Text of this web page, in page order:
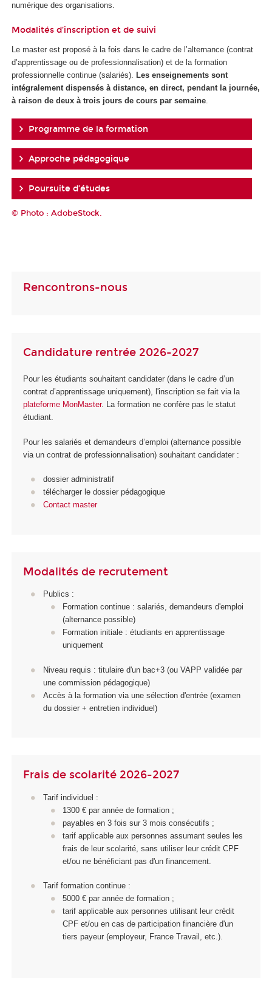
numérique des organisations.
Modalités d’inscription et de suivi
Le master est proposé à la fois dans le cadre de l’alternance (contrat
d’apprentissage ou de professionnalisation) et de la formation
professionnelle continue (salariés).
Les enseignements sont
intégralement dispensés à distance, en direct, pendant la journée,
à raison de deux à trois jours de cours par semaine
Programme de la formation
Approche pédagogique
Poursuite d’études
© Photo : AdobeStock.
Rencontrons-nous
Candidature rentrée 2026-2027
Pour les étudiants souhaitant candidater (dans le cadre d’un
contrat d’apprentissage uniquement), l'inscription se fait via la
plateforme MonMaster. La formation ne confère pas le statut
étudiant.
Pour les salariés et demandeurs d’emploi (alternance possible
via un contrat de professionnalisation) souhaitant candidater :
dossier administratif
télécharger le dossier pédagogique
Contact master
Modalités de recrutement
Publics :
Formation continue : salariés, demandeurs d'emploi
(alternance possible)
Formation initiale : étudiants en apprentissage
uniquement
Niveau requis : titulaire d'un bac+3 (ou VAPP validée par
une commission pédagogique)
Accès à la formation via une sélection d'entrée (examen
du dossier + entretien individuel)
Frais de scolarité 2026-2027
Tarif individuel :
1300 € par année de formation ;
payables en 3 fois sur 3 mois consécutifs ;
tarif applicable aux personnes assumant seules les
frais de leur scolarité, sans utiliser leur crédit CPF
et/ou ne bénéficiant pas d'un financement.
Tarif formation continue :
5000 € par année de formation ;
tarif applicable aux personnes utilisant leur crédit
CPF et/ou en cas de participation financière d'un
tiers payeur (employeur, France Travail, etc.).